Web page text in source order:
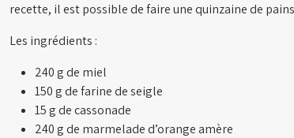
recette, il est possible de faire une quinzaine de
Les ingrédients :
240 g de miel
150 g de farine de seigle
15 g de cassonade
240 g de marmelade d’orange amère